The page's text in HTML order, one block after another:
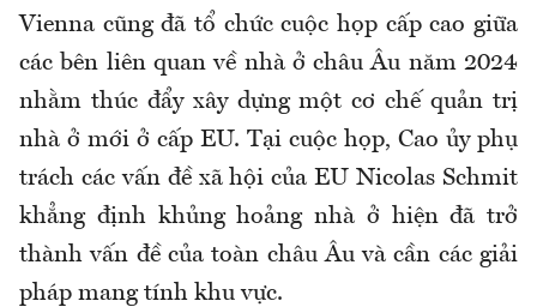
Vienna cũng đã tổ chức cuộc họp cấp cao giữa
các bên liên quan về nhà ở châu Âu năm 2024
nhằm thúc đẩy xây dựng một cơ chế quản trị
nhà ở mới ở cấp EU. Tại cuộc họp, Cao ủy phụ
trách các vấn đề xã hội của EU Nicolas Schmit
khẳng định khủng hoảng nhà ở hiện đã trở
thành vấn đề của toàn châu Âu và cần các giải
pháp mang tính khu vực.